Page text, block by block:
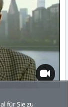
für Sie zu